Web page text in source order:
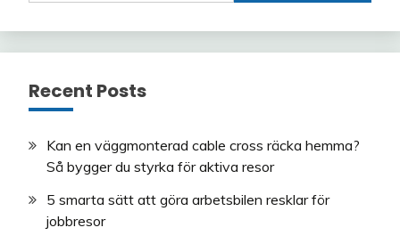
Recent Posts
Kan en väggmonterad cable cross räcka hemma?
Så bygger du styrka för aktiva resor
5 smarta sätt att göra arbetsbilen resklar för
jobbresor